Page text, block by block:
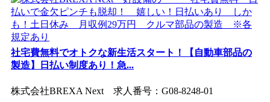
社宅費無料でオトクな新生活スタート！【自動車部品の
製造】日払い制度あり！急...
株式会社BREXA Next 求人番号：G08-8248-01